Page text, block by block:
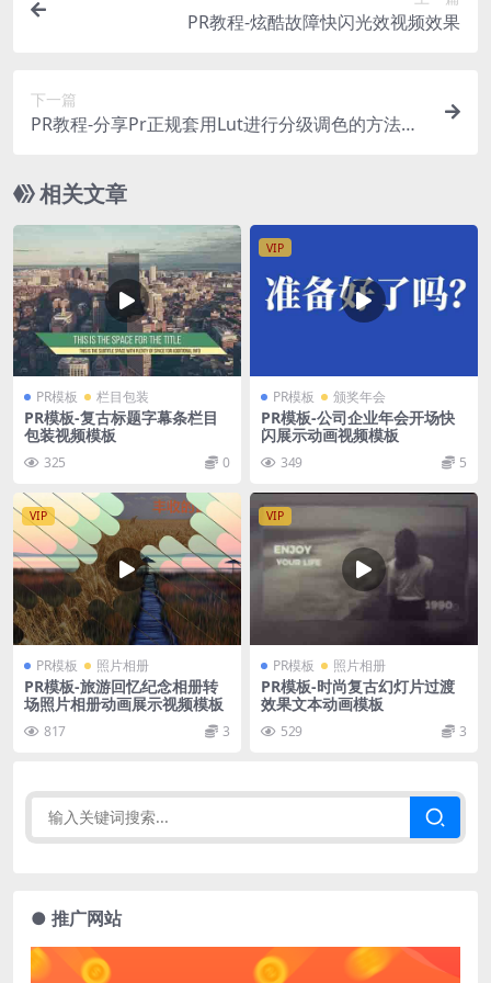
PR教程-炫酷故障快闪光效视频效果
下一篇
PR教程-分享Pr正规套用Lut进行分级调色的方法与
相关文章
PR模板 栏目包装
PR模板-复古标题字幕条栏目
包装视频模板
325 0
VIP
PR模板 颁奖年会
PR模板-公司企业年会开场快
闪展示动画视频模板
349 5
VIP
PR模板 照片相册
PR模板-旅游回忆纪念相册转
场照片相册动画展示视频模板
817 3
VIP
PR模板 照片相册
PR模板-时尚复古幻灯片过渡
效果文本动画模板
529 3
● 推广网站